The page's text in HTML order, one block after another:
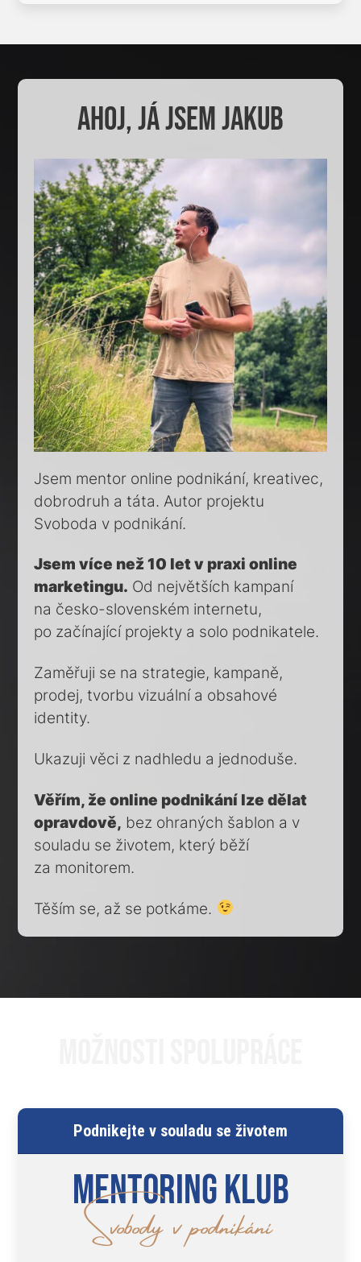
AHOJ, JÁ JSEM JAKUB
Jsem mentor online podnikání, kreativec,
dobrodruh a táta. Autor projektu
Svoboda v podnikání.
Jsem více než 10 let v praxi online
marketingu. Od největších kampaní
na česko-slovenském internetu,
po začínající projekty a solo podnikatele.
Zaměřuji se na strategie, kampaně,
prodej, tvorbu vizuální a obsahové
identity.
Ukazuji věci z nadhledu a jednoduše.
Věřím, že online podnikání lze dělat
opravdově, bez ohraných šablon a v
souladu se životem, který běží
za monitorem.
Těším se, až se potkáme.
Podnikejte v souladu se životem
Mentoring klub
Svobody v podnikání